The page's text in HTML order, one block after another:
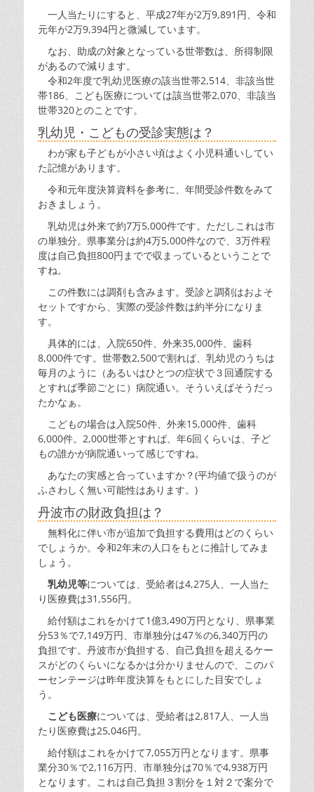
一人当たりにすると、平成27年が2万9,891円、令和
元年が2万9,394円と微減しています。
なお、助成の対象となっている世帯数は、所得制限
があるので減ります。
令和2年度で乳幼児医療の該当世帯2,514、非該当世
帯186、こども医療については該当世帯2,070、非該当
世帯320とのことです。
乳幼児・こどもの受診実態は？
わが家も子どもが小さい頃はよく小児科通いしてい
た記憶があります。
令和元年度決算資料を参考に、年間受診件数をみて
おきましょう。
乳幼児は外来で約7万5,000件です。ただしこれは市
の単独分。県事業分は約4万5,000件なので、3万件程
度は自己負担800円までで収まっているということで
すね。
この件数には調剤も含みます。受診と調剤はおよそ
セットですから、実際の受診件数は約半分になりま
す。
具体的には、入院650件、外来35,000件、歯科
8,000件です。世帯数2,500で割れば、乳幼児のうちは
毎月のように（あるいはひとつの症状で３回通院する
とすれば季節ごとに）病院通い。そういえばそうだっ
たかなぁ。
こどもの場合は入院50件、外来15,000件、歯科
6,000件。2,000世帯とすれば、年6回くらいは、子ど
もの誰かが病院通いって感じですね。
あなたの実感と合っていますか？(平均値で扱うのが
ふさわしく無い可能性はあります。)
丹波市の財政負担は？
無料化に伴い市が追加で負担する費用はどのくらい
でしょうか。令和2年末の人口をもとに推計してみま
しょう。
乳幼児等については、受給者は4,275人、一人当た
り医療費は31,556円。
給付額はこれをかけて1億3,490万円となり、県事業
分53％で7,149万円、市単独分は47％の6,340万円の
負担です。丹波市が負担する、自己負担を超えるケー
スがどのくらいになるかは分かりませんので、このパ
ーセンテージは昨年度決算をもとにした目安でしょ
う。
こども医療については、受給者は2,817人、一人当
たり医療費は25,046円。
給付額はこれをかけて7,055万円となります。県事
業分30％で2,116万円、市単独分は70％で4,938万円
となります。これは自己負担３割分を１対２で案分で